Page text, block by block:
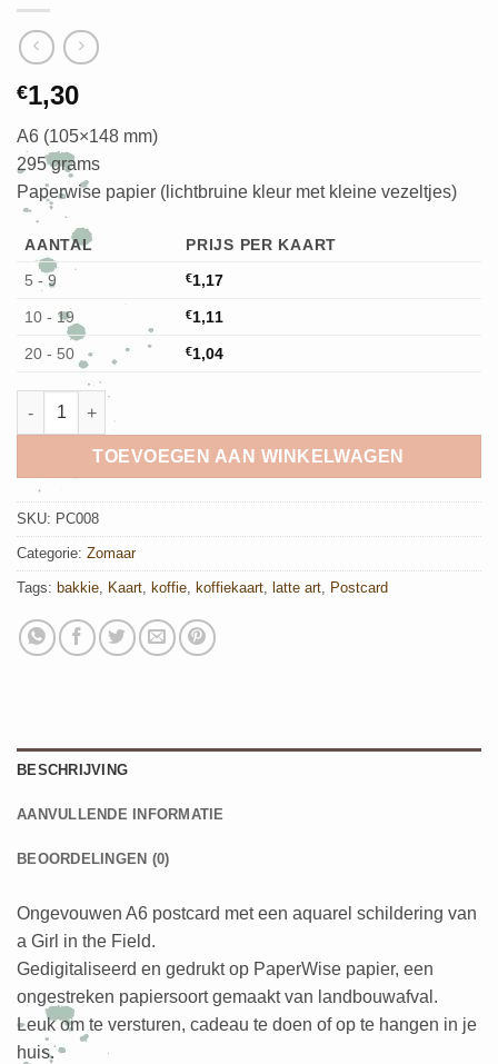
€1,30
A6 (105×148 mm)
295 grams
Paperwise papier (lichtbruine kleur met kleine vezeltjes)
AANTAL
PRIJS PER KAART
5 - 9
€1,17
10 - 19 €1,11
20 - 50 €1,04
Ansichtkaart Coffee Art aantal
TOEVOEGEN AAN WINKELWAGEN
SKU: PC008
Categorie: Zomaar
Tags: bakkie, Kaart, koffie, koffiekaart, latte art, Postcard
BESCHRIJVING
AANVULLENDE INFORMATIE
BEOORDELINGEN (0)
Ongevouwen A6 postcard met een aquarel schildering van
a Girl in the Field.
Gedigitaliseerd en gedrukt op PaperWise papier, een
ongestreken papiersoort gemaakt van landbouwafval.
Leuk om te versturen, cadeau te doen of op te hangen in je
huis.